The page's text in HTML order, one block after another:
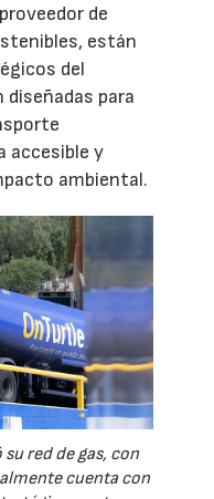
de
están
del
para
accesible y
ambiental.
red de gas, con
cuenta con